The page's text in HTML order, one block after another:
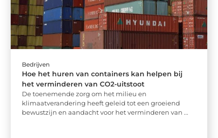
Bedrijven
Hoe het huren van containers kan helpen bij
het verminderen van CO2-uitstoot
De toenemende zorg om het milieu en
klimaatverandering heeft geleid tot een groeiend
bewustzijn en aandacht voor het verminderen van ...